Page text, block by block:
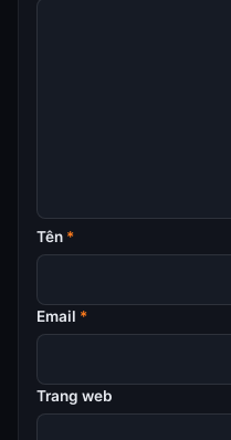
Tên *
Email *
Trang web